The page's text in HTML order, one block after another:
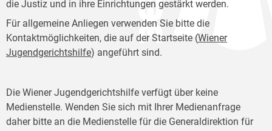
die Justiz und in ihre Einrichtungen gestärkt werden.
Für allgemeine Anliegen verwenden Sie bitte die
Kontaktmöglichkeiten, die auf der Startseite (Wiener
Jugendgerichtshilfe) angeführt sind.
Die Wiener Jugendgerichtshilfe verfügt über keine
Medienstelle. Wenden Sie sich mit Ihrer Medienanfrage
daher bitte an die Medienstelle für die Generaldirektion für